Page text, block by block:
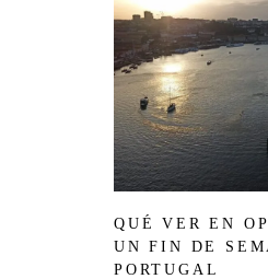
QUÉ VER EN
UN FIN DE
PORTUGAL